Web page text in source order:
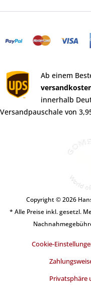
Ab einem
innerhalb
Versandpauschale von
Copyright © 2026
* Alle Preise inkl. gesetzl.
Cookie-
Privatsphäre